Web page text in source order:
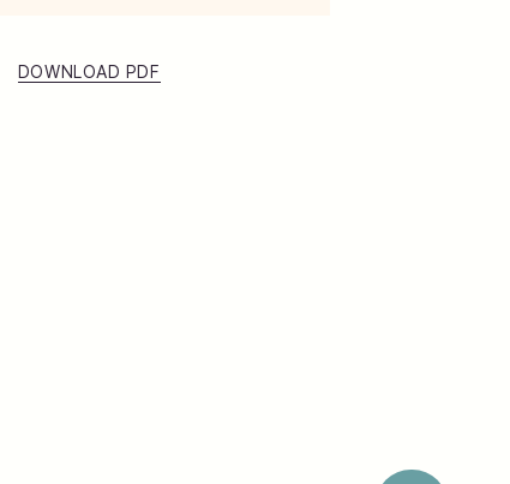
DOWNLOAD PDF